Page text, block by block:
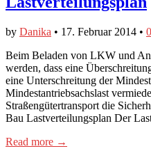
by Danika • 17. Februar 2014 •
Beim Beladen von LKW und
werden, dass eine
eine Unterschreitung der
Mindestantriebsachslast
Straßengütertransport die
Bau Lastverteilungsplan Der
Read more →